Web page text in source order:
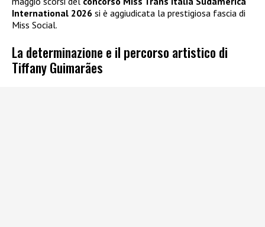
International 2026 si è aggiudicata la prestigiosa fascia di
Miss Social.
La determinazione e il percorso artistico di
Tiffany Guimarães